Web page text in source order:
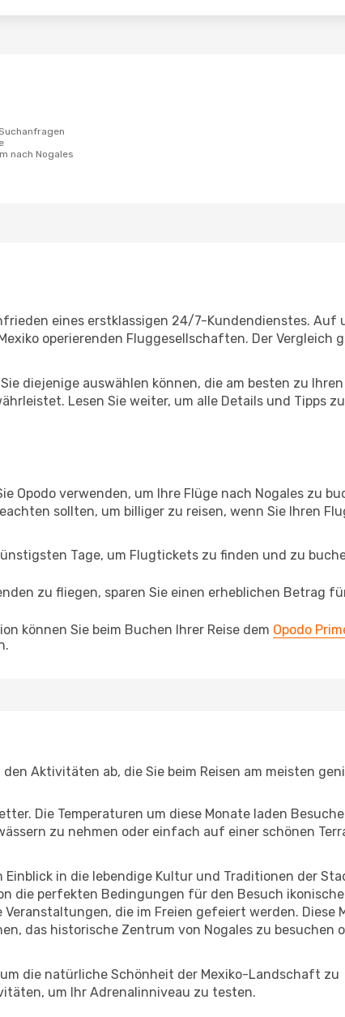
nach Nogales
eines erstklassigen 24/7-Kundendienstes. Auf
operierenden Fluggesellschaften. Der Vergleich
diejenige auswählen können, die am besten zu Ihren
Lesen Sie weiter, um alle Details und Tipps zu
Opodo verwenden, um Ihre Flüge nach Nogales zu
sollten, um billiger zu reisen, wenn Sie Ihren
Tage, um Flugtickets zu finden und zu
zu fliegen, sparen Sie einen erheblichen Betrag
können Sie beim Buchen Ihrer Reise dem Opodo
Aktivitäten ab, die Sie beim Reisen am meisten
Die Temperaturen um diese Monate laden
zu nehmen oder einfach auf einer schönen
in die lebendige Kultur und Traditionen der
die perfekten Bedingungen für den Besuch
die im Freien gefeiert werden. Diese
das historische Zentrum von Nogales zu besuchen
die natürliche Schönheit der Mexiko-Landschaft zu
um Ihr Adrenalinniveau zu testen.